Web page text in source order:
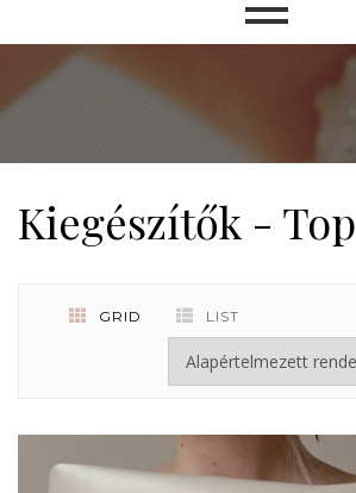
Kiegészítők - Top
GRID LIST